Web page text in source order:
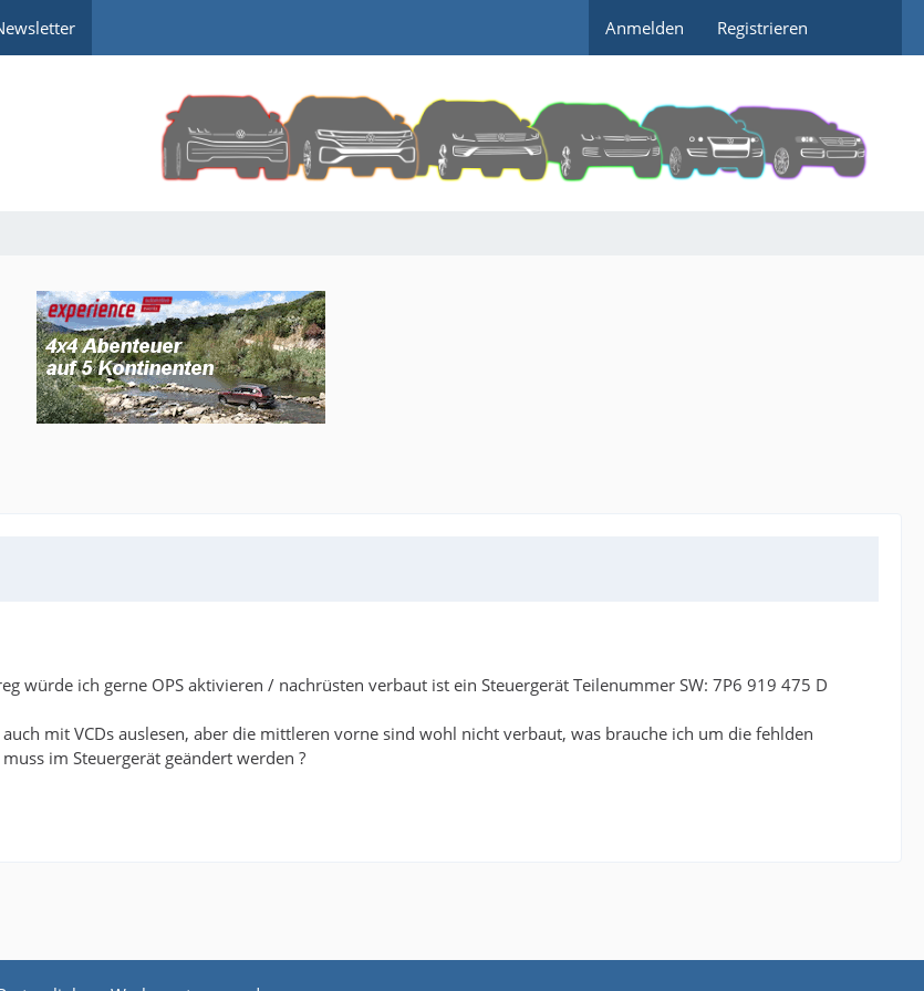
Anmelden Registrieren
würde ich gerne OPS aktivieren / nachrüsten verbaut ist ein Steuergerät Teilenummer SW: 7P6 919 475 D
mit VCDs auslesen, aber die mittleren vorne sind wohl nicht verbaut, was brauche ich um die fehlden
im Steuergerät geändert werden ?